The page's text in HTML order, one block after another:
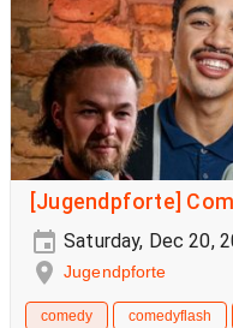
[Jugendpforte]
Saturday, Dec 20,
Jugendpforte
comedy comedyflash